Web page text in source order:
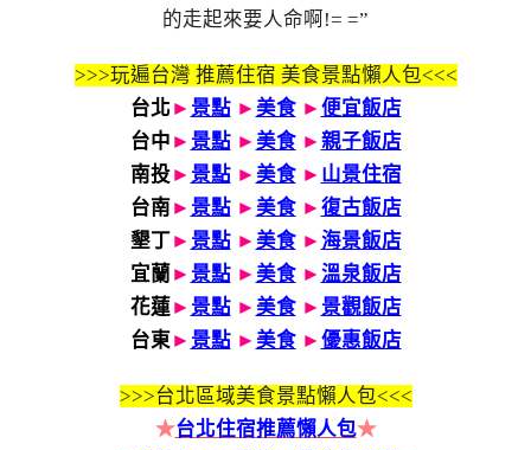
的走起來要人命啊!= =”
>>>玩遍台灣 推薦住宿 美食景點懶人包<<<
台北 ► 景點 ► 美食► 便宜飯店
台中 ► 景點 ► 美食► 親子飯店
南投► 景點 ► 美食► 山景住宿
台南► 景點 ► 美食► 復古飯店
墾丁► 景點 ► 美食► 海景飯店
宜蘭 ► 景點 ► 美食► 溫泉飯店
花蓮► 景點 ► 美食► 景觀飯店
台東► 景點 ► 美食► 優惠飯店
>>>台北區域美食景點懶人包<<<
★台北住宿推薦懶人包★